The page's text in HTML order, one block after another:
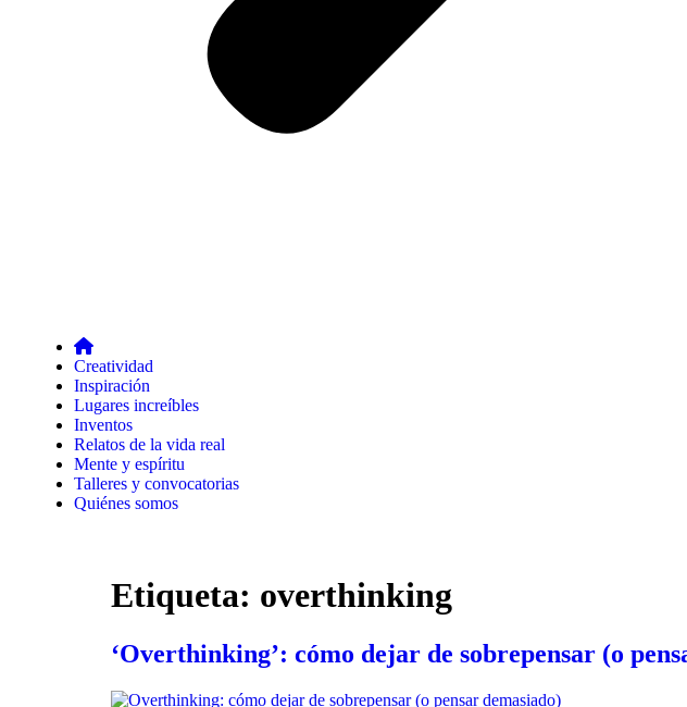
Creatividad
Inspiración
Lugares increíbles
Inventos
Relatos de la vida real
Mente y espíritu
Talleres y convocatorias
Quiénes somos
Etiqueta: overthinking
‘Overthinking’: cómo dejar de sobrepensar (o